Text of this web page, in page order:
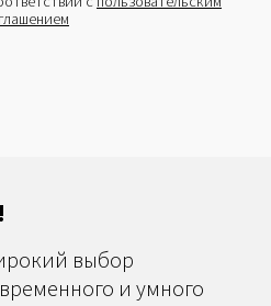
выбор
и умного